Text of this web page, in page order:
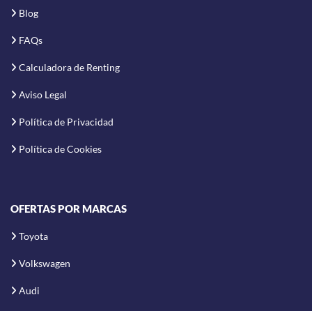
Blog
FAQs
Calculadora de Renting
Aviso Legal
Política de Privacidad
Política de Cookies
OFERTAS POR MARCAS
Toyota
Volkswagen
Audi